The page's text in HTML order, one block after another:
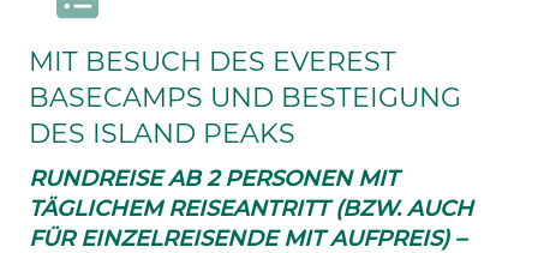
MIT BESUCH DES EVEREST
BASECAMPS UND BESTEIGUNG
DES ISLAND PEAKS
RUNDREISE AB 2 PERSONEN MIT
TÄGLICHEM REISEANTRITT (BZW. AUCH
FÜR EINZELREISENDE MIT AUFPREIS) –